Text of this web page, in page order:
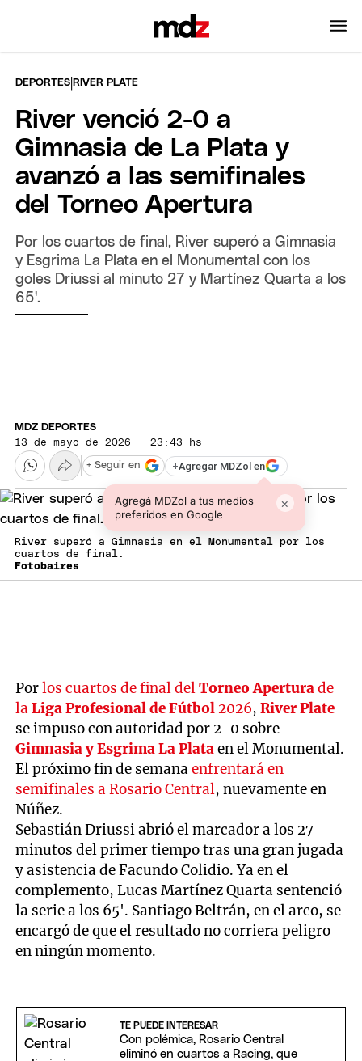
DEPORTES |RIVER PLATE
River venció 2-0 a
Gimnasia de La Plata y
avanzó a las semifinales
del Torneo Apertura
Por los cuartos de final, River superó a Gimnasia
y Esgrima La Plata en el Monumental con los
goles Driussi al minuto 27 y Martínez Quarta a los
65'.
MDZ DEPORTES
13 de mayo de 2026 · 23:43 hs
+Agregar MDZol en
Agregá MDZol a tus medios
preferidos en Google
×
+ Seguir en
River superó a Gimnasia en el Monumental por los
cuartos de final.
Fotobaires
Porlos cuartos de final delTorneo Aperturade
laLiga Profesional de Fútbol 2026,River Plate
se impuso con autoridad por 2-0 sobre
Gimnasia y Esgrima La Plataen el Monumental.
El próximo fin de semanaenfrentará en
semifinales a Rosario Central, nuevamente en
Núñez.
Sebastián Driussi abrió el marcador a los 27
minutos del primer tiempo tras una gran jugada
y asistencia de Facundo Colidio. Ya en el
complemento, Lucas Martínez Quarta sentenció
la serie a los 65'. Santiago Beltrán, en el arco, se
encargó de que el resultado no corriera peligro
en ningún momento.
TE PUEDE INTERESAR
Con polémica, Rosario Central
eliminó en cuartos a Racing, que